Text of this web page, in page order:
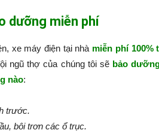
dưỡng miễn phí
xe máy điện tại nhà miễn phí 100%
ngũ thợ của chúng tôi sẽ bảo
nào:​​​​​
trước.
bôi trơn các ổ trục.